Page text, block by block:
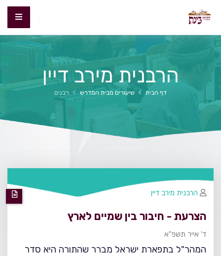
הרבנית מירב דיין
דף הבית שיעורים מבית המדרש רבנים
הצרעת - חיבור בין שמיים לארץ
ד' אייר תשפ"א
המהר"ל בתפארת ישראל מברר שהתורה היא סדר
הרבנית מירב דיין